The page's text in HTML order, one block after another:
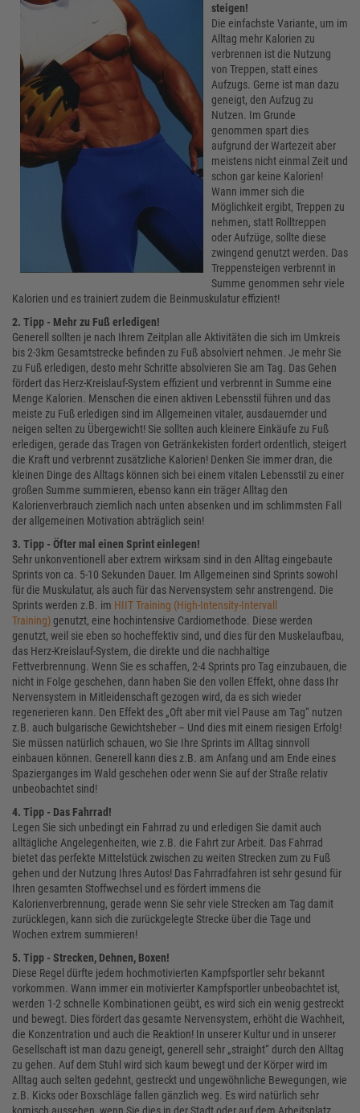
steigen!
Die einfachste Variante, um im
Alltag mehr Kalorien zu
verbrennen ist die Nutzung
von Treppen, statt eines
Aufzugs. Gerne ist man dazu
geneigt, den Aufzug zu
Nutzen. Im Grunde
genommen spart dies
aufgrund der Wartezeit aber
meistens nicht einmal Zeit und
schon gar keine Kalorien!
Wann immer sich die
Möglichkeit ergibt, Treppen zu
nehmen, statt Rolltreppen
oder Aufzüge, sollte diese
zwingend genutzt werden. Das
Treppensteigen verbrennt in
Summe genommen sehr viele
Kalorien und es trainiert zudem die Beinmuskulatur effizient!
2. Tipp - Mehr zu Fuß erledigen!
Generell sollten je nach Ihrem Zeitplan alle Aktivitäten die sich im Umkreis
bis 2-3km Gesamtstrecke befinden zu Fuß absolviert nehmen. Je mehr Sie
zu Fuß erledigen, desto mehr Schritte absolvieren Sie am Tag. Das Gehen
fördert das Herz-Kreislauf-System effizient und verbrennt in Summe eine
Menge Kalorien. Menschen die einen aktiven Lebensstil führen und das
meiste zu Fuß erledigen sind im Allgemeinen vitaler, ausdauernder und
neigen selten zu Übergewicht! Sie sollten auch kleinere Einkäufe zu Fuß
erledigen, gerade das Tragen von Getränkekisten fordert ordentlich, steigert
die Kraft und verbrennt zusätzliche Kalorien! Denken Sie immer dran, die
kleinen Dinge des Alltags können sich bei einem vitalen Lebensstil zu einer
großen Summe summieren, ebenso kann ein träger Alltag den
Kalorienverbrauch ziemlich nach unten absenken und im schlimmsten Fall
der allgemeinen Motivation abträglich sein!
3. Tipp - Öfter mal einen Sprint einlegen!
Sehr unkonventionell aber extrem wirksam sind in den Alltag eingebaute
Sprints von ca. 5-10 Sekunden Dauer. Im Allgemeinen sind Sprints sowohl
für die Muskulatur, als auch für das Nervensystem sehr anstrengend. Die
Sprints werden z.B. im HIIT Training (High-Intensity-Intervall
Training)genutzt, eine hochintensive Cardiomethode. Diese werden
genutzt, weil sie eben so hocheffektiv sind, und dies für den Muskelaufbau,
das Herz-Kreislauf-System, die direkte und die nachhaltige
Fettverbrennung. Wenn Sie es schaffen, 2-4 Sprints pro Tag einzubauen, die
nicht in Folge geschehen, dann haben Sie den vollen Effekt, ohne dass Ihr
Nervensystem in Mitleidenschaft gezogen wird, da es sich wieder
regenerieren kann. Den Effekt des „Oft aber mit viel Pause am Tag“ nutzen
z.B. auch bulgarische Gewichtsheber – Und dies mit einem riesigen Erfolg!
Sie müssen natürlich schauen, wo Sie Ihre Sprints im Alltag sinnvoll
einbauen können. Generell kann dies z.B. am Anfang und am Ende eines
Spazierganges im Wald geschehen oder wenn Sie auf der Straße relativ
unbeobachtet sind!
4. Tipp - Das Fahrrad!
Legen Sie sich unbedingt ein Fahrrad zu und erledigen Sie damit auch
alltägliche Angelegenheiten, wie z.B. die Fahrt zur Arbeit. Das Fahrrad
bietet das perfekte Mittelstück zwischen zu weiten Strecken zum zu Fuß
gehen und der Nutzung Ihres Autos! Das Fahrradfahren ist sehr gesund für
Ihren gesamten Stoffwechsel und es fördert immens die
Kalorienverbrennung, gerade wenn Sie sehr viele Strecken am Tag damit
zurücklegen, kann sich die zurückgelegte Strecke über die Tage und
Wochen extrem summieren!
5. Tipp - Strecken, Dehnen, Boxen!
Diese Regel dürfte jedem hochmotivierten Kampfsportler sehr bekannt
vorkommen. Wann immer ein motivierter Kampfsportler unbeobachtet ist,
werden 1-2 schnelle Kombinationen geübt, es wird sich ein wenig gestreckt
und bewegt. Dies fördert das gesamte Nervensystem, erhöht die Wachheit,
die Konzentration und auch die Reaktion! In unserer Kultur und in unserer
Gesellschaft ist man dazu geneigt, generell sehr „straight“ durch den Alltag
zu gehen. Auf dem Stuhl wird sich kaum bewegt und der Körper wird im
Alltag auch selten gedehnt, gestreckt und ungewöhnliche Bewegungen, wie
z.B. Kicks oder Boxschläge fallen gänzlich weg. Es wird natürlich sehr